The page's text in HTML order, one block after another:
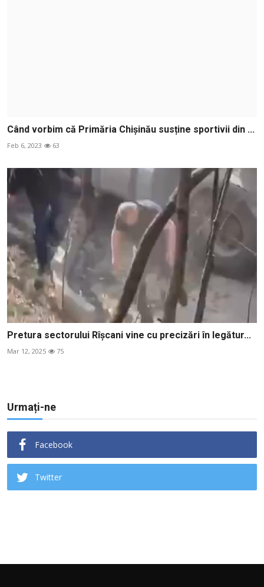
Când vorbim că Primăria Chișinău susține sportivii din ...
Feb 6, 2023 63
Pretura sectorului Rîșcani vine cu precizări în legătur...
Mar 12, 2025 75
Urmați-ne
Facebook
Twitter